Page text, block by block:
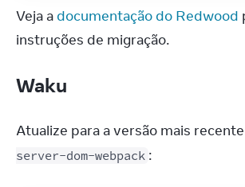
Veja a documentação do Redwood
instruções de migração.
Waku
Atualize para a versão mais
server-dom-webpack :